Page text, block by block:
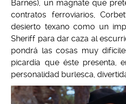
Barnes), un magnate que
contratos ferroviarios,
desierto texano como un
Sheriff para dar caza al
pondrá las cosas muy
picardía que éste presenta,
personalidad burlesca,